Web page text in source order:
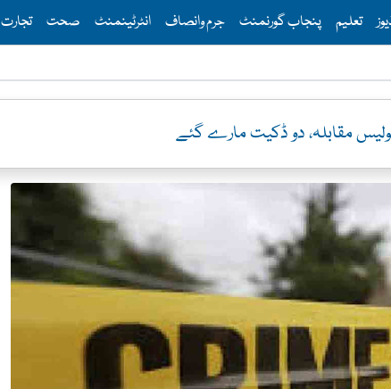
Thisتعلیم پنجاب گورنمنٹ جرم وانصاف انٹرٹینمنٹ صحت تجارت
مقابلہ، دو ڈکیت مارے گئے